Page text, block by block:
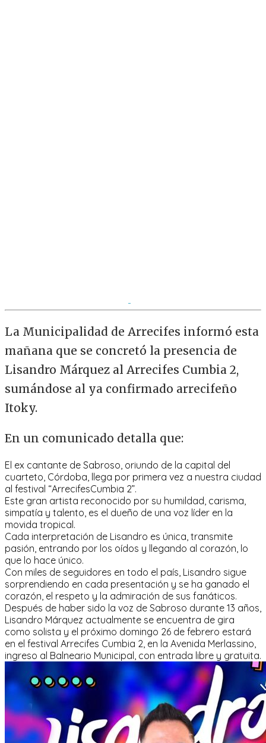
La Municipalidad de Arrecifes informó esta
mañana que se concretó la presencia de
Lisandro Márquez al Arrecifes Cumbia 2,
sumándose al ya confirmado arrecifeño
Itoky.
En un comunicado detalla que:
El ex cantante de Sabroso, oriundo de la capital del
cuarteto, Córdoba, llega por primera vez a nuestra ciudad
al festival “ArrecifesCumbia 2”.
Este gran artista reconocido por su humildad, carisma,
simpatía y talento, es el dueño de una voz líder en la
movida tropical.
Cada interpretación de Lisandro es única, transmite
pasión, entrando por los oídos y llegando al corazón, lo
que lo hace único.
Con miles de seguidores en todo el país, Lisandro sigue
sorprendiendo en cada presentación y se ha ganado el
corazón, el respeto y la admiración de sus fanáticos.
Después de haber sido la voz de Sabroso durante 13 años,
Lisandro Márquez actualmente se encuentra de gira
como solista y el próximo domingo 26 de febrero estará
en el festival Arrecifes Cumbia 2, en la Avenida Merlassino,
ingreso al Balneario Municipal, con entrada libre y gratuita.